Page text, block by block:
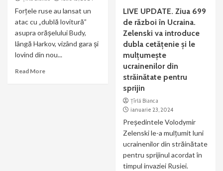
Forțele ruse au lansat un
atac cu „dublă lovitură”
asupra orășelului Budy,
lângă Harkov, vizând gara și
lovind din nou...
Read More
LIVE UPDATE. Ziua 699
de război în Ucraina.
Zelenski va introduce
dubla cetățenie și le
mulțumește
ucrainenilor din
străinătate pentru
sprijin
Țîrlă Bianca
ianuarie 23, 2024
Președintele Volodymir
Zelenski le-a mulțumit luni
ucrainenilor din străinătate
pentru sprijinul acordat în
timpul invaziei Rusiei.